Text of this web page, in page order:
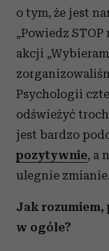
o tym, że jest
„Powiedz
akcji
Psychologii
odświeżyć
jest bardzo
pozytywnie, a
ulegnie
Jak rozumiem,
w ogóle?